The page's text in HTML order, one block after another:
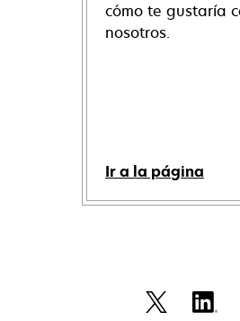
cómo te gustaría
nosotros.
Ir a la página